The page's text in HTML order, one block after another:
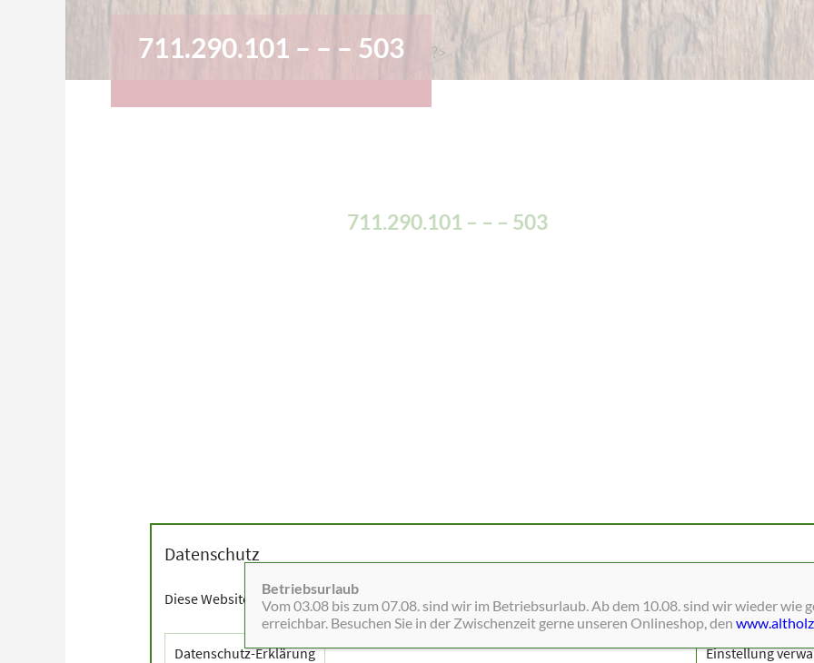
711.290.101 – – – 503 ?>
711.290.101 – – – 503
Betriebsurlaub
Vom 03.08 bis zum 07.08. sind wir im Betriebsurlaub. Ab dem 10.08. sind wir wieder wie
erreichbar. Besuchen Sie in der Zwischenzeit gerne unseren Onlineshop, den
Datenschutz
Diese Website setzt Cookies sowie externe Dienste wie Schriften, Blätterkataloge, Social-Media und
Datenschutz-Erklärung Einstellung